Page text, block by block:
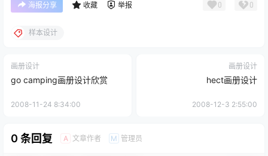
海报分享 收藏 举报 0 0
样本设计
画册设计
go camping画册设计欣赏
2008-11-24 8:34:00
画册设计
hect画册设计
2008-12-3 2:55:00
0 条回复 A 文章作者 M 管理员